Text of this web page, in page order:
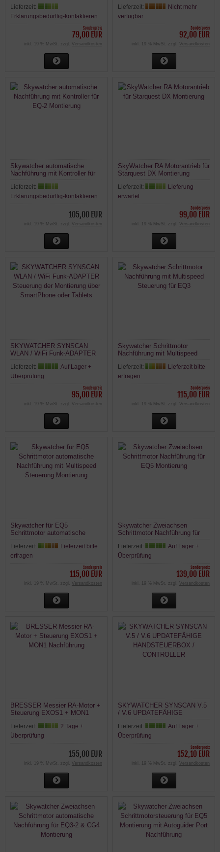
MONTIERUNGEN
Lieferzeit:
Erklärungsbedürftig-kontaktieren
Sonderpreis
79,00 EUR
inkl. 19 % MwSt. zzgl. Versandkosten
Lieferzeit:
Nicht mehr
verfügbar
Sonderpreis
92,00 EUR
inkl. 19 % MwSt. zzgl. Versandkosten
Skywatcher automatische
Nachführung mit Kontroller für
Lieferzeit:
Erklärungsbedürftig-kontaktieren
105,00 EUR
inkl. 19 % MwSt. zzgl. Versandkosten
SkyWatcher RA Motorantrieb für
Starquest DX Montierung
Lieferzeit:
Lieferung
erwartet
Sonderpreis
99,00 EUR
inkl. 19 % MwSt. zzgl. Versandkosten
SKYWATCHER SYNSCAN
WLAN / WiFi Funk-ADAPTER
SmartPhone oder Tablets
Lieferzeit:
Auf Lager +
Überprüfung
Sonderpreis
95,00 EUR
inkl. 19 % MwSt. zzgl. Versandkosten
Skywatcher Schrittmotor
Nachführung mit Multispeed
Lieferzeit:
Lieferzeit bitte
erfragen
Sonderpreis
115,00 EUR
inkl. 19 % MwSt. zzgl. Versandkosten
Skywatcher für EQ5
Schrittmotor automatische
Steuerung Montierung
Lieferzeit:
Lieferzeit bitte
erfragen
Sonderpreis
115,00 EUR
inkl. 19 % MwSt. zzgl. Versandkosten
Skywatcher Zweiachsen
Schrittmotor Nachführung für
Lieferzeit:
Auf Lager +
Überprüfung
Sonderpreis
139,00 EUR
inkl. 19 % MwSt. zzgl. Versandkosten
BRESSER Messier RA-Motor +
Steuerung EXOS1 + MON1
Lieferzeit:
2 Tage +
Überprüfung
155,00 EUR
inkl. 19 % MwSt. zzgl. Versandkosten
SKYWATCHER SYNSCAN V.5
/ V.6 UPDATEFÄHIGE
CONTROLLER
Lieferzeit:
Auf Lager +
Überprüfung
Sonderpreis
152,10 EUR
inkl. 19 % MwSt. zzgl. Versandkosten